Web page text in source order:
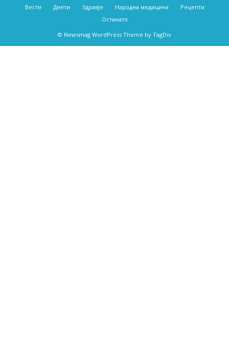
Вести Диети Здравје Народна медицина
Рецепти
Останато
© Newsmag WordPress Theme by TagDiv